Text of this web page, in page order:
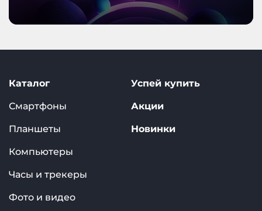
Каталог
Смартфоны
Планшеты
Компьютеры
Часы и трекеры
Фото и видео
Успей купить
Акции
Новинки